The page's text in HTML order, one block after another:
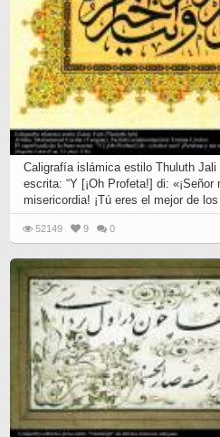
Caligrafía islámica estilo Thuluth
escrita: “Y [¡Oh Profeta!] di: «¡Señor
misericordia! ¡Tú eres el mejor de
52149 9 0